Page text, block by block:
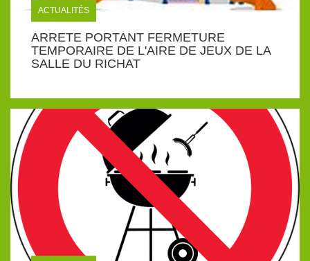
ACTUALITÉS
ARRETE PORTANT FERMETURE
TEMPORAIRE DE L'AIRE DE JEUX DE LA
SALLE DU RICHAT